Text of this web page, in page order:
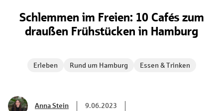
Schlemmen im Freien: 10 Cafés zum
draußen Frühstücken in Hamburg
Erleben Rund um Hamburg Essen & Trinken
Anna Stein
9.06.2023